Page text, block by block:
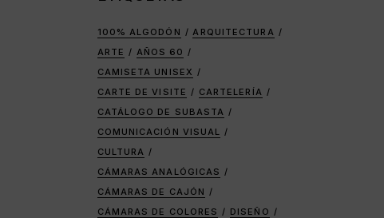
100% ALGODÓN
ARQUITECTURA
ARTE
AÑOS 60
CAMISETA UNISEX
CARTE DE VISITE
CARTELERÍA
CATÁLOGO DE SUBASTA
COMUNICACIÓN VISUAL
CULTURA
CÁMARAS ANALÓGICAS
CÁMARAS DE CAJÓN
CÁMARAS DE COLORES
DISEÑO